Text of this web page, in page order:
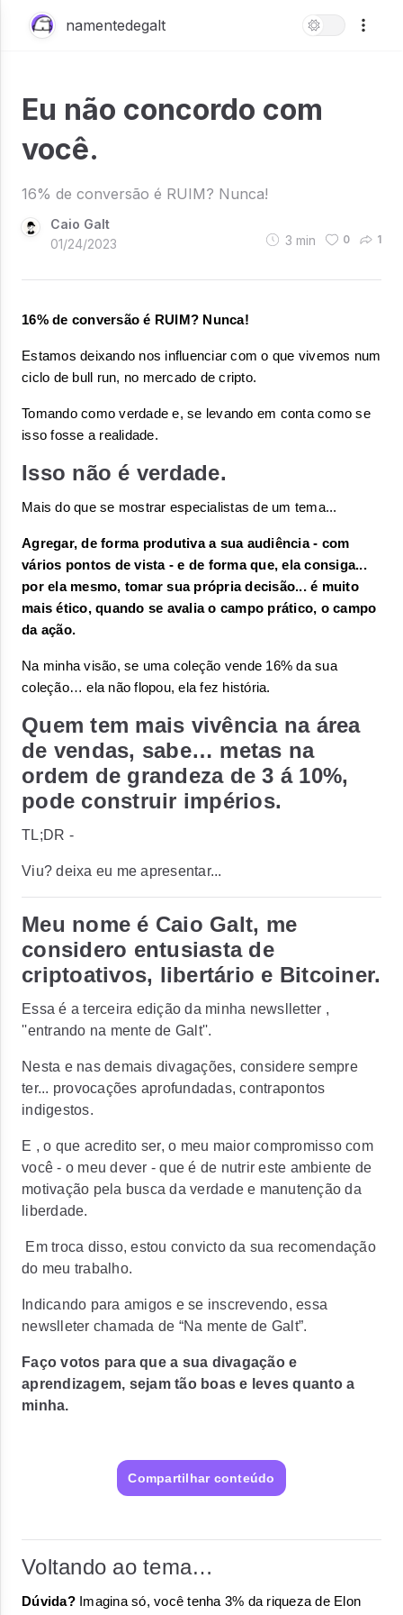
namentedegalt
Eu não concordo com
você.
16% de conversão é RUIM? Nunca!
Caio Galt
01/24/2023
3 min 0 1
16% de conversão é RUIM? Nunca!
Estamos deixando nos influenciar com o que vivemos num
ciclo de bull run, no mercado de cripto.
Tomando como verdade e, se levando em conta como se
isso fosse a realidade.
Isso não é verdade.
Mais do que se mostrar especialistas de um tema...
Agregar, de forma produtiva a sua audiência - com
vários pontos de vista - e de forma que, ela consiga...
por ela mesmo, tomar sua própria decisão... é muito
mais ético, quando se avalia o campo prático, o campo
da ação.
Na minha visão, se uma coleção vende 16% da sua
coleção… ela não flopou, ela fez história.
Quem tem mais vivência na área
de vendas, sabe… metas na
ordem de grandeza de 3 á 10%,
pode construir impérios.
TL;DR -
Viu? deixa eu me apresentar...
Meu nome é Caio Galt, me
considero entusiasta de
criptoativos, libertário e Bitcoiner.
Essa é a terceira edição da minha newslletter ,
''entrando na mente de Galt''.
Nesta e nas demais divagações, considere sempre
ter... provocações aprofundadas, contrapontos
indigestos.
E , o que acredito ser, o meu maior compromisso com
você - o meu dever - que é de nutrir este ambiente de
motivação pela busca da verdade e manutenção da
liberdade.
Em troca disso, estou convicto da sua recomendação
do meu trabalho.
Indicando para amigos e se inscrevendo, essa
newslleter chamada de “Na mente de Galt”.
Faço votos para que a sua divagação e
aprendizagem, sejam tão boas e leves quanto a
minha.
Compartilhar conteúdo
Voltando ao tema…
Dúvida? Imagina só, você tenha 3% da riqueza de Elon